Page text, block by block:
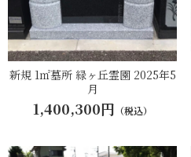
新規 1㎡墓所 緑ヶ丘霊園 2025年5
月
1,400,300円 （税込）